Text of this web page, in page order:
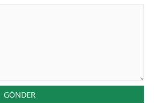
GÖNDER